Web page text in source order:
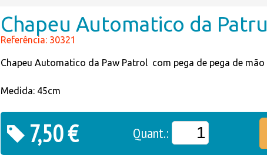
Chapeu Automatico da
Referência: 30321
Chapeu Automatico da Paw Patrol com pega de pega de
Medida: 45cm
7,50 € Quant.: